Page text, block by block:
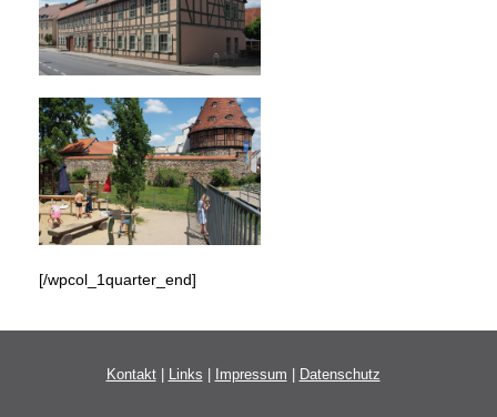
[/wpcol_1quarter_end]
Kontakt| Links Impressum Datenschutz